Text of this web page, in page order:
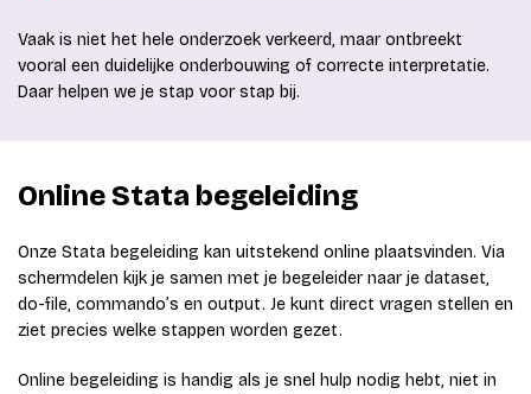
Vaak is niet het hele onderzoek verkeerd, maar ontbreekt
vooral een duidelijke onderbouwing of correcte interpretatie.
Daar helpen we je stap voor stap bij.
Online Stata begeleiding
Onze Stata begeleiding kan uitstekend online plaatsvinden. Via
schermdelen kijk je samen met je begeleider naar je dataset,
do-file, commando’s en output. Je kunt direct vragen stellen en
ziet precies welke stappen worden gezet.
Online begeleiding is handig als je snel hulp nodig hebt, niet in